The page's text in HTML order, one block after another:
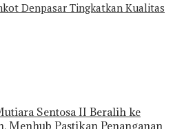
Denpasar Tingkatkan Kualitas
Sentosa II Beralih ke
Menhub Pastikan Penanganan